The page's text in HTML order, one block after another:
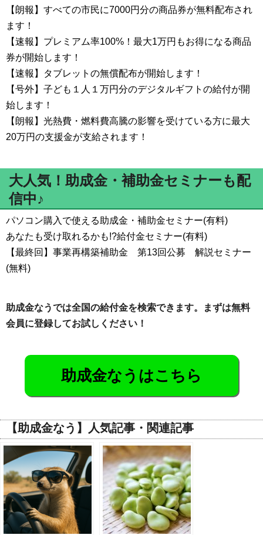
【朗報】すべての市民に7000円分の商品券が無料配布され
ます！
【速報】プレミアム率100%！最大1万円もお得になる商品
券が開始します！
【速報】タブレットの無償配布が開始します！
【号外】子ども１人１万円分のデジタルギフトの給付が開
始します！
【朗報】光熱費・燃料費高騰の影響を受けている方に最大
20万円の支援金が支給されます！
大人気！助成金・補助金セミナーも配
信中♪
パソコン購入で使える助成金・補助金セミナー(有料)
あなたも受け取れるかも!?給付金セミナー(有料)
【最終回】事業再構築補助金 第13回公募 解説セミナー
(無料)
助成金なうでは全国の給付金を検索できます。まずは無料
会員に登録してお試しください！
助成金なうはこちら
【助成金なう】人気記事・関連記事